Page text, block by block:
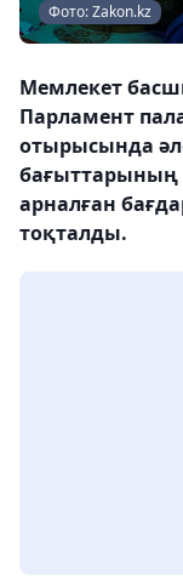
Фото: Zakon.kz
Мемлекет
Парламент
отырысында
бағыттарының
арналған
тоқталды.